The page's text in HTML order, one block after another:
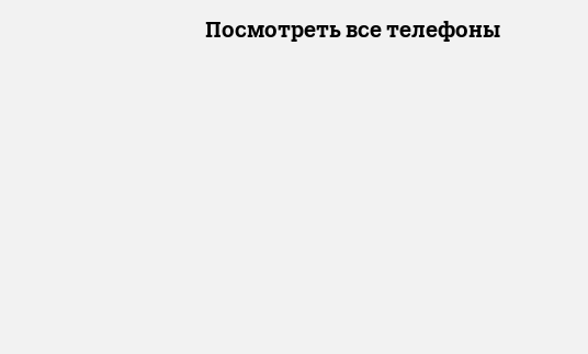
Посмотреть все телефоны